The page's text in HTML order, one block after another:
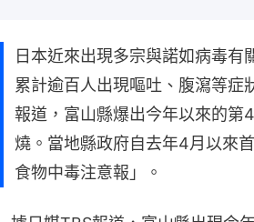
日本近來出現多宗與諾如病毒有
累計逾百人出現嘔吐、腹瀉等症
報道，富山縣爆出今年以來的第
燒。當地縣政府自去年4月以來
食物中毒注意報」。